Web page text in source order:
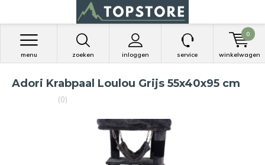
zoeken inloggen
menu service winkelwagen
0
Adori Krabpaal Loulou Grijs 55x40x95 cm
(0)